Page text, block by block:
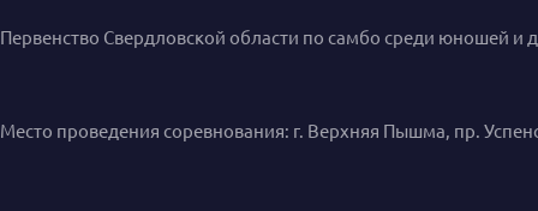
Первенство Свердловской области по самбо среди юношей и
Место проведения соревнования: г. Верхняя Пышма, пр.